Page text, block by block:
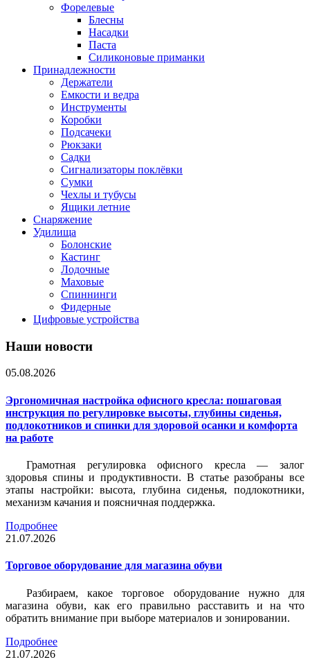
Форелевые
Блесны
Насадки
Паста
Силиконовые приманки
Принадлежности
Держатели
Емкости и ведра
Инструменты
Коробки
Подсачеки
Рюкзаки
Садки
Сигнализаторы поклёвки
Сумки
Чехлы и тубусы
Ящики летние
Снаряжение
Удилища
Болонские
Кастинг
Лодочные
Маховые
Спиннинги
Фидерные
Цифровые устройства
Наши новости
05.08.2026
Эргономичная настройка офисного кресла: пошаговая
инструкция по регулировке высоты, глубины сиденья,
подлокотников и спинки для здоровой осанки и комфорта
на работе
Грамотная регулировка офисного кресла — залог
здоровья спины и продуктивности. В статье разобраны все
этапы настройки: высота, глубина сиденья, подлокотники,
механизм качания и поясничная поддержка.
Подробнее
21.07.2026
Торговое оборудование для магазина обуви
Разбираем, какое торговое оборудование нужно для
магазина обуви, как его правильно расставить и на что
обратить внимание при выборе материалов и зонировании.
Подробнее
21.07.2026